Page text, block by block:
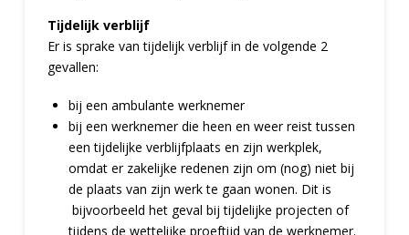
Tijdelijk verblijf
Er is sprake van tijdelijk verblijf in de volgende 2
gevallen:
bij een ambulante werknemer
bij een werknemer die heen en weer reist tussen
een tijdelijke verblijfplaats en zijn werkplek,
omdat er zakelijke redenen zijn om (nog) niet bij
de plaats van zijn werk te gaan wonen. Dit is
bijvoorbeeld het geval bij tijdelijke projecten of
tijdens de wettelijke proeftijd van de werknemer.